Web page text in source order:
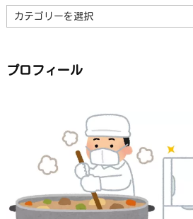
テ
ゴ
ら
探
プロフィール